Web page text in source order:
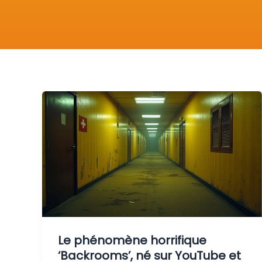
Le phénomène horrifique
‘Backrooms’, né sur YouTube et